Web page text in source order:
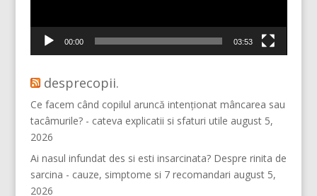
00:00 03:53
desprecopii.
Ce facem când copilul aruncă intenționat mâncarea sau
tacâmurile? - cateva explicatii si sfaturi utile august 5,
2026
Ai nasul infundat des si esti insarcinata? Despre rinita de
sarcina - cauze, simptome si 7 recomandari august 5,
2026